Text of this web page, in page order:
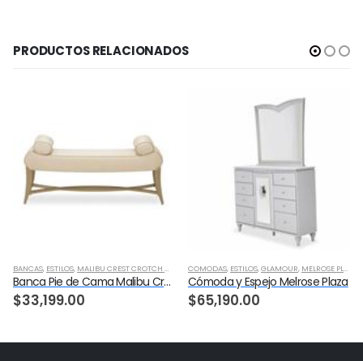
PRODUCTOS RELACIONADOS
BANCAS, ESTILOS, MALIBU CREST CROTCH MAHOGANY ,RECAMARA,TRANSICIONAL
Banca Pie de Cama Malibu Crest Crotch Mahogany
$33,199.00
COMODAS, ESTILOS,GLAMOUR, MELROSE PLAZA
Cómoda y Espejo Melrose Plaza
$65,190.00